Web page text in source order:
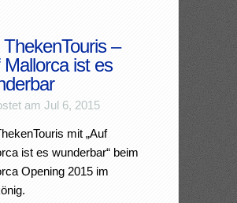
ThekenTouris –
ist es
am Jul 6, 2015
mit „Auf
ist es wunderbar“ beim
Opening 2015 im